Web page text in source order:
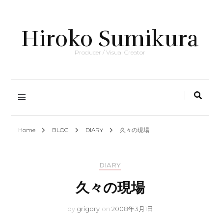
Hiroko Sumikura
Producer / Visual Creator
Home BLOG DIARY 久々の現場
DIARY
久々の現場
by grigory on 2008年3月1日